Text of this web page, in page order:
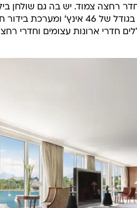
רחצה צמוד. יש בה גם שולחן
חדרי ארונות עצומים וחדרי